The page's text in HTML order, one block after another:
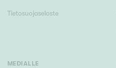
Tietosuojaseloste
MEDIALLE